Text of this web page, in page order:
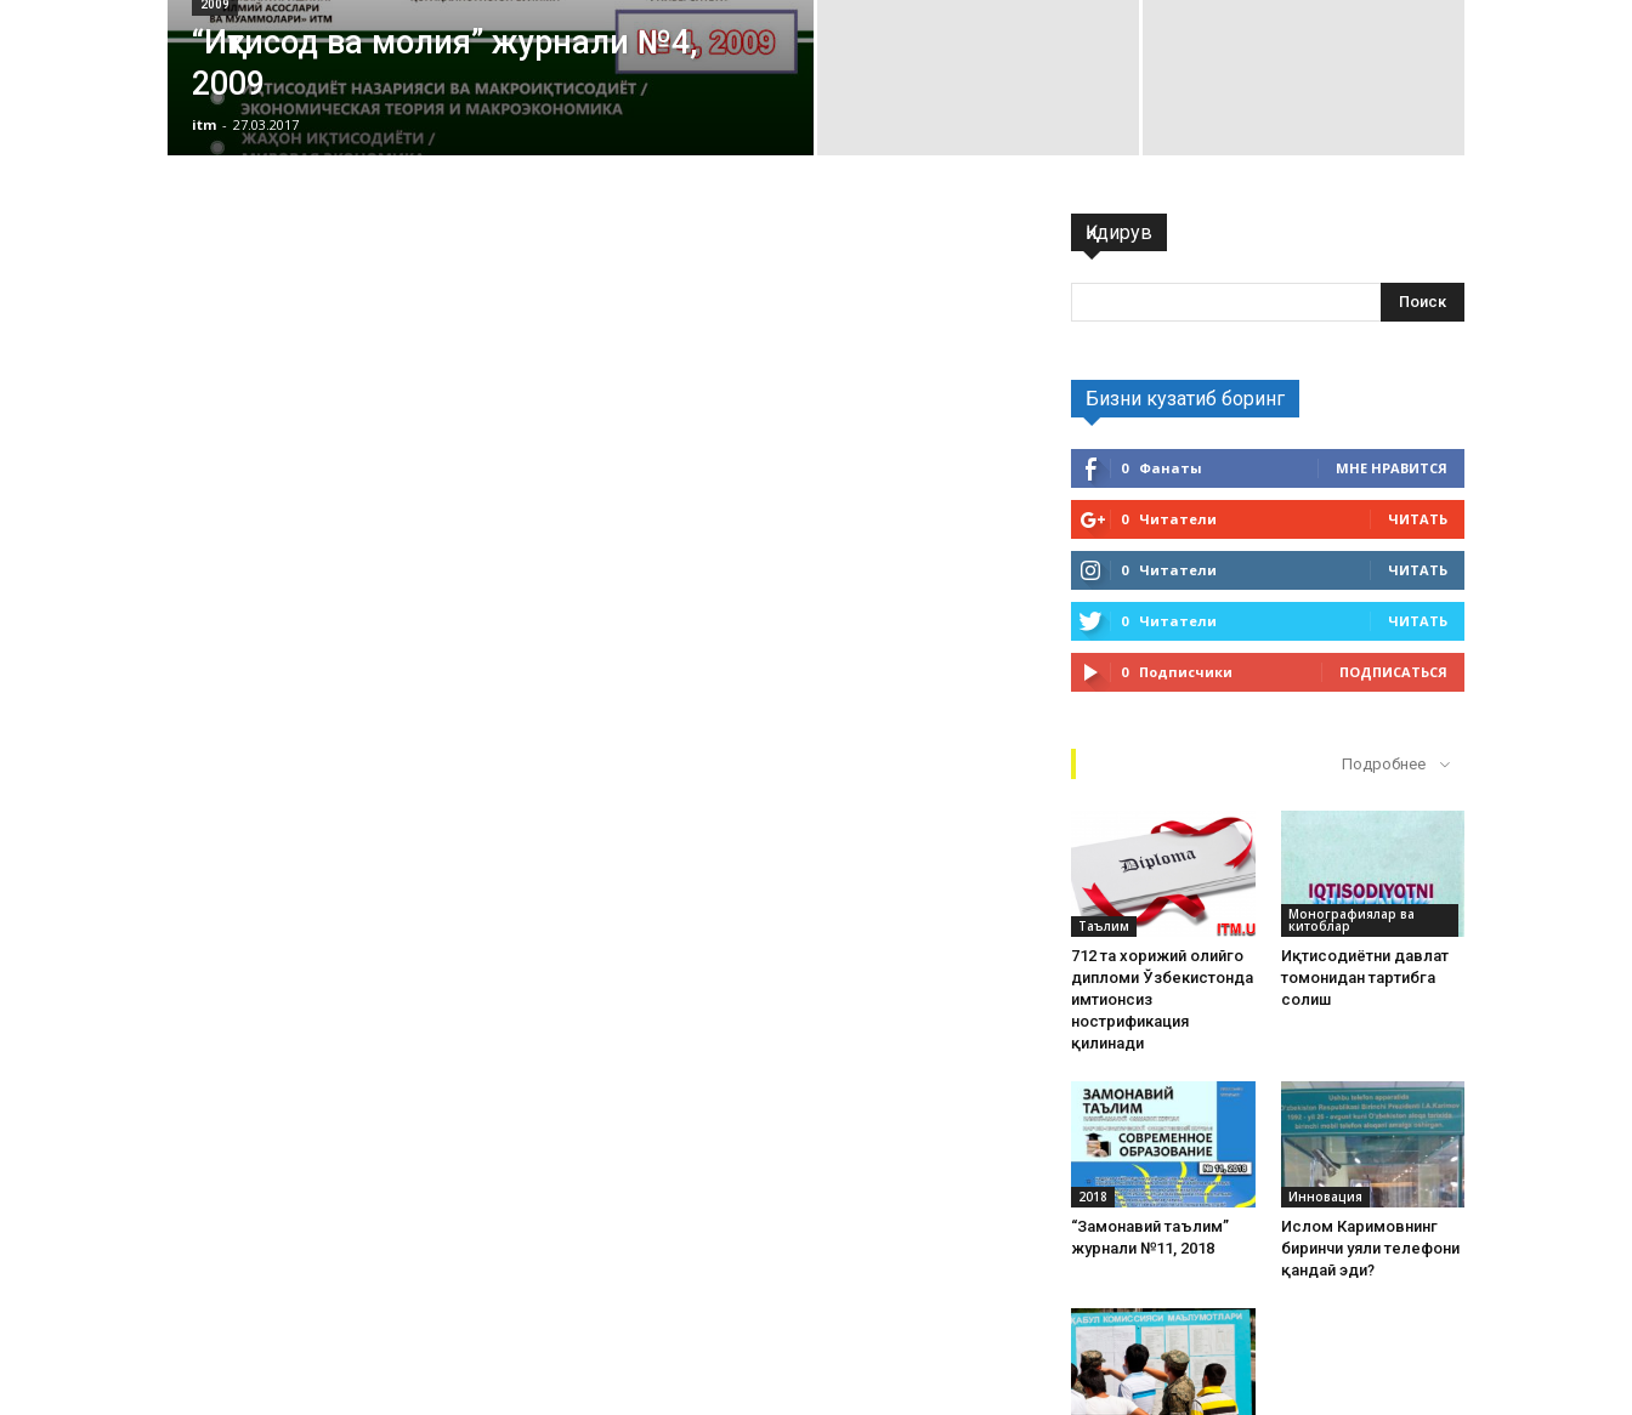
2009
“Иқтисод ва молия” журнали №4,
2009
itm - 27.03.2017
Қидирув
Бизни кузатиб боринг
0 Фанаты МНЕ НРАВИТСЯ
0 Читатели ЧИТАТЬ
0 Читатели ЧИТАТЬ
0 Читатели ЧИТАТЬ
0 Подписчики ПОДПИСАТЬСЯ
Подробнее
Таълим
712 та хорижий олийгоҳ
дипломи Ўзбекистонда
имтиҳонсиз
нострификация
қилинади
Монографиялар ва
китоблар
Иқтисодиётни давлат
томонидан тартибга
солиш
2018
“Замонавий таълим”
журнали №11, 2018
Инновация
Ислом Каримовнинг
биринчи уяли телефони
қандай эди?